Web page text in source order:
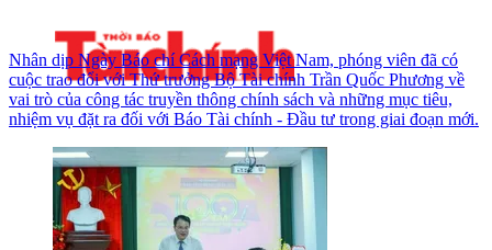
Nhân dịp Ngày Báo chí Cách mạng Việt Nam, phóng viên đã có
cuộc trao đổi với Thứ trưởng Bộ Tài chính Trần Quốc Phương về
vai trò của công tác truyền thông chính sách và những mục tiêu,
nhiệm vụ đặt ra đối với Báo Tài chính - Đầu tư trong giai đoạn mới.